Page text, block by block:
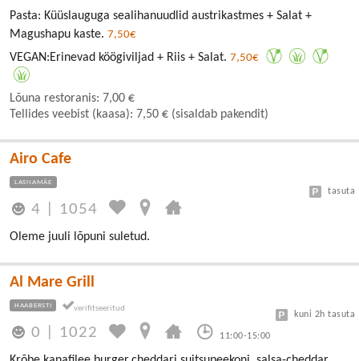
Pasta: Küüslauguga sealihanuudlid austrikastmes + Salat +
Magushapu kaste. 7,50€
VEGAN:Erinevad köögiviljad + Riis + Salat. 7,50€
Lõuna restoranis: 7,00 €
Tellides veebist (kaasa): 7,50 € (sisaldab pakendit)
Airo Cafe
LASNAMÄE
4 1054
tasuta
Oleme juuli lõpuni suletud.
Al Mare Grill
HAABERSTI
0 1022 11:00-15:00
kuni 2h tasuta